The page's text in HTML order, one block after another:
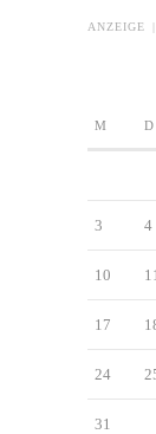
ANZEIGE
M D
3 4
10 11
17
24
31